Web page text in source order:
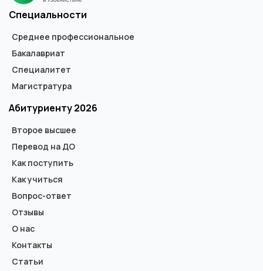
Специальности
Среднее профессиональное
Бакалавриат
Специалитет
Магистратура
Абитуриенту 2026
Второе высшее
Перевод на ДО
Как поступить
Как учиться
Вопрос-ответ
Отзывы
О нас
Контакты
Статьи